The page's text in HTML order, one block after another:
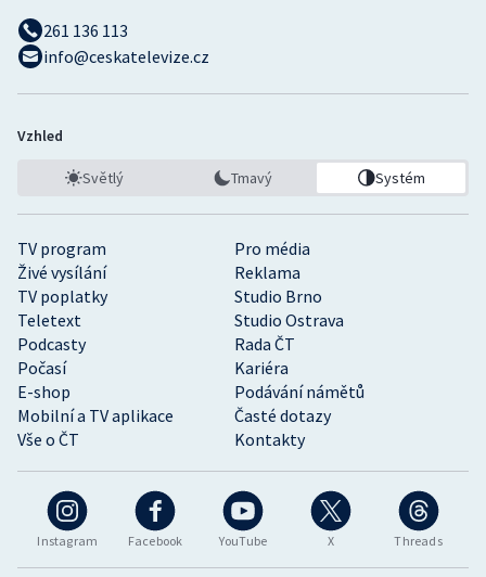
Instagram Facebook YouTube X Threads
TV program
Pro média
Živé vysílání
Reklama
TV poplatky
Studio Brno
Teletext
Studio Ostrava
Podcasty
Rada ČT
Počasí
Kariéra
E-shop
Podávání námětů
Mobilní a TV aplikace
Časté dotazy
Vše o ČT
Kontakty
261 136 113
info@ceskatelevize.cz
Vzhled
Světlý Tmavý Systém